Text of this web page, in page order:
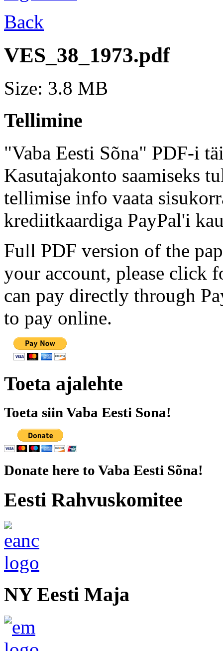
Back
VES_38_1973.pdf
Size: 3.8 MB
Tellimine
"Vaba Eesti Sõna" PDF-i
Kasutajakonto saamiseks
tellimise info vaata
krediitkaardiga PayPal'i
Full PDF version of the
your account, please click
can pay directly through
to pay online.
Toeta ajalehte
Toeta siin Vaba Eesti Sona!
Donate here to Vaba Eesti Sõna!
Eesti Rahvuskomitee
NY Eesti Maja